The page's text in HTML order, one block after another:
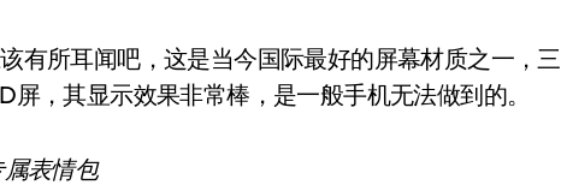
有所耳闻吧，这是当今国际最好的屏幕材质之一，三
屏，其显示效果非常棒，是一般手机无法做到的。
表情包